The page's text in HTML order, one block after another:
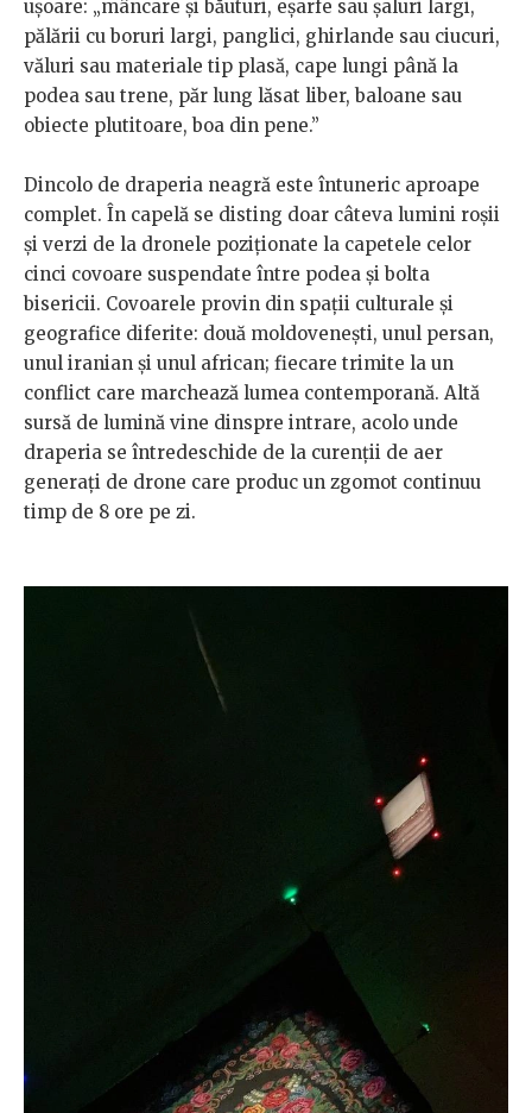
ușoare: „mâncare și băuturi, eșarfe sau șaluri largi,
pălării cu boruri largi, panglici, ghirlande sau ciucuri,
văluri sau materiale tip plasă, cape lungi până la
podea sau trene, păr lung lăsat liber, baloane sau
obiecte plutitoare, boa din pene.”
Dincolo de draperia neagră este întuneric aproape
complet. În capelă se disting doar câteva lumini roșii
și verzi de la dronele poziționate la capetele celor
cinci covoare suspendate între podea și bolta
bisericii. Covoarele provin din spații culturale și
geografice diferite: două moldovenești, unul persan,
unul iranian și unul african; fiecare trimite la un
conflict care marchează lumea contemporană. Altă
sursă de lumină vine dinspre intrare, acolo unde
draperia se întredeschide de la curenții de aer
generați de drone care produc un zgomot continuu
timp de 8 ore pe zi.